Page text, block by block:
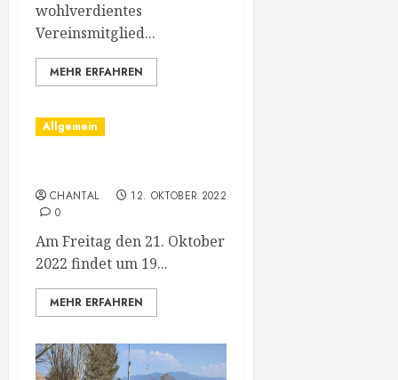
wohlverdientes
Vereinsmitglied...
MEHR ERFAHREN
Allgemein
CHANTAL
12. OKTOBER 2022
0
Am Freitag den 21. Oktober
2022 findet um 19...
MEHR ERFAHREN